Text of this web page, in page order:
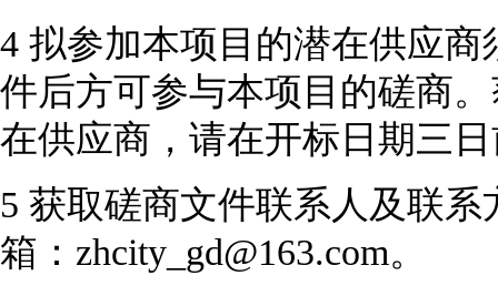
4 拟参加本项目的潜在供应
件后方可参与本项目的磋商
在供应商 ，请在开标日期三
5 获取磋商文件联系人及联系
箱：zhcity_gd@163.com。